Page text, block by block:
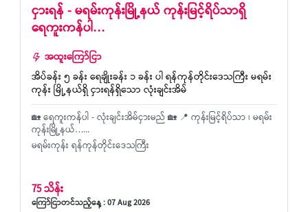
ငှားရန် - မရမ်းကုန်းမြို့နယ် ကုန်းမြင့်ရိပ်သာရှိ ​
ရေကူးကန်ပါ…
အထူးကြော်ငြာ
အိပ်ခန်း ၅ ခန်း ရေချိုးခန်း ၁ ခန်း ပါ ရန်ကုန်တိုင်းဒေသကြီး မရမ်း
ကုန်း မြို့နယ်ရှိ ငှားရန်ရှိသော လုံးချင်းအိမ်
🏡 ​ရေကူးကန်ပါ - လုံးချင်းအိမ်ငှားမည် 🏡 📍 ကုန်းမြင့်ရိပ်သာ ၊ မရမ်း
ကုန်းမြို့နယ်…...
မရမ်းကုန်း ရန်ကုန်တိုင်းဒေသကြီး
75 သိန်း
ကြော်ငြာတင်သည့်နေ့ : 07 Aug 2026